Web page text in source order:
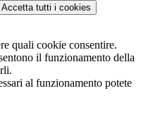
Accetta tutti i cookies
quali cookie consentire.
il funzionamento della
al funzionamento potete